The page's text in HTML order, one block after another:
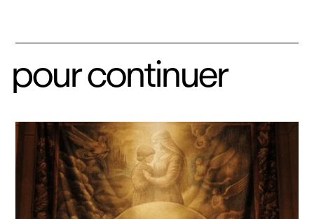
pour continuer